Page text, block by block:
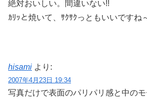
絶対おいしい。間違いない!!
ｶﾘｯと焼いて、ｻｸｻｸっともいいですね
hisami より:
2007年4月23日 19:34
写真だけで表面のパリパリ感と中の